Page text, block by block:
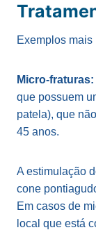
Exemplos mais
Micro-fraturas:
que possuem
patela), que
45 anos.
A estimulação
cone
Em casos de
local que está